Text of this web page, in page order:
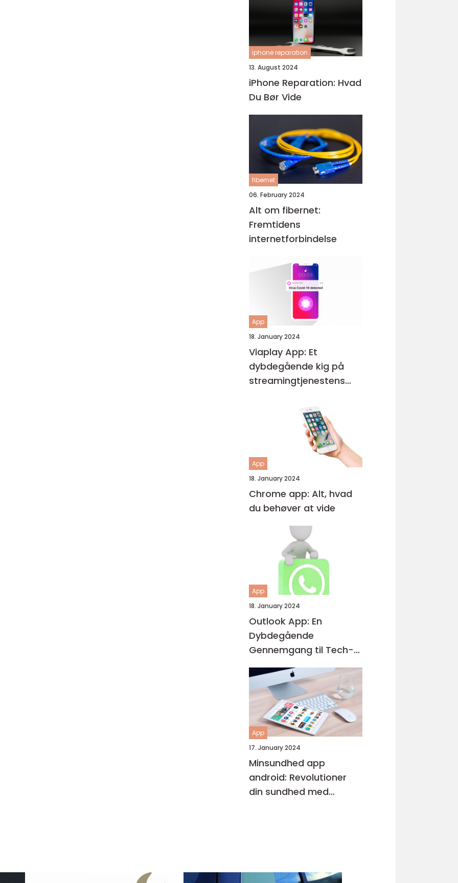
iphone reparation
13. August 2024
iPhone Reparation: Hvad
Du Bør Vide
fibernet
06. February 2024
Alt om fibernet:
Fremtidens
internetforbindelse
App
18. January 2024
Viaplay App: Et
dybdegående kig på
streamingtjenestens
App
18. January 2024
Chrome app: Alt, hvad
du behøver at vide
App
18. January 2024
Outlook App: En
Dybdegående
Gennemgang til Tech-
Entusiaster
App
17. January 2024
Minsundhed app
android: Revolutioner
din sundhed med